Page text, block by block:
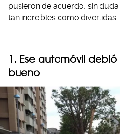
pusieron de acuerdo, sin
tan increíbles como divertidas.
1. Ese automóvil
bueno